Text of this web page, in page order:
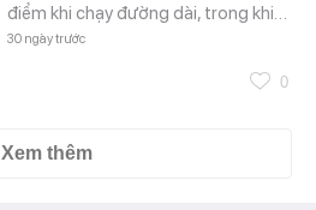
điểm khi chạy đường dài, trong khi…
30 ngày trước
0
Xem thêm